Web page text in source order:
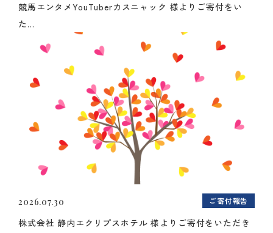
競馬エンタメYouTuberカスニャック 様よりご寄付をい
た...
2026.07.30 ご寄付報告
株式会社 静内エクリプスホテル 様よりご寄付をいただき